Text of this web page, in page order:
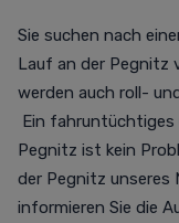
Sie suchen nach
Lauf an der Pegnitz
werden auch roll-
Ein fahruntüchtiges
Pegnitz ist kein
der Pegnitz unseres
informieren Sie die